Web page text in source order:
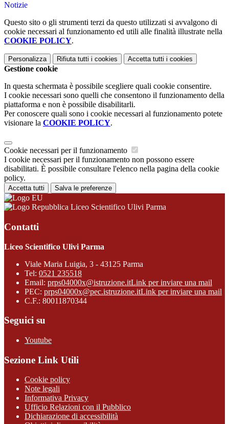
Notizie
Questo sito o gli strumenti terzi da questo utilizzati si avvalgono di
cookie necessari al funzionamento ed utili alle finalità illustrate nella
COOKIE POLICY.
Personalizza Rifiuta tutti i cookies Accetta tutti i cookies
Gestione cookie
In questa schermata è possibile scegliere quali cookie consentire.
I cookie necessari sono quelli che consentono il funzionamento della
piattaforma e non è possibile disabilitarli.
Per conoscere quali sono i cookie necessari al funzionamento potete
visionare la COOKIE POLICY.
Cookie necessari per il funzionamento
I cookie necessari per il funzionamento non possono essere
disabilitati. È possibile consultare l'elenco nella pagina della cookie
policy.
Accetta tutti Salva le preferenze
Liceo Scientifico Ulivi Parma
Contatti
Liceo Scientifico Ulivi Parma
Viale Maria Luigia, 3 - 43125 Parma
Tel: 0521 235518
Email: prps04000x@istruzione.itLink per inviare una mail
PEC: prps04000x@pec.istruzione.itLink per inviare una mail
C.F.: 80011870344
Seguici su
Youtube
Sezione Link Utili
Cookie policy
Note legali
Informativa Privacy
Ufficio Relazioni con il Pubblico
Dichiarazione di accessibilità